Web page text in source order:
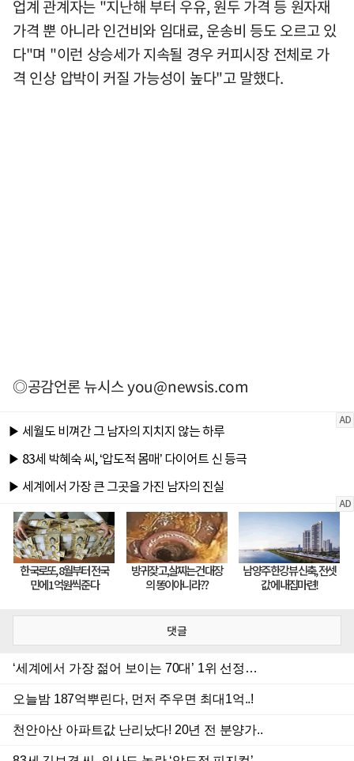
업계 관계자는 "지난해 부터 우유, 원두 가격 등 원자재
가격 뿐 아니라 인건비와 임대료, 운송비 등도 오르고 있
다"며 "이런 상승세가 지속될 경우 커피시장 전체로 가
격 인상 압박이 커질 가능성이 높다"고 말했다.
◎공감언론 뉴시스you@newsis.com
댓글